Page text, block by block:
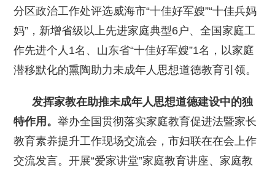
分区政治工作处评选威海市“十佳好军嫂”“十佳兵妈
妈”，新增省级以上先进家庭典型6户、全国家庭工
作先进个人1名、山东省“十佳好军嫂”1名，以家庭
潜移默化的熏陶助力未成年人思想道德教育引领。
发挥家教在助推未成年人思想道德建设中的独
特作用。举办全国贯彻落实家庭教育促进法暨家长
教育素养提升工作现场交流会，市妇联在在会上作
交流发言。开展“爱家讲堂”家庭教育讲座、家庭教